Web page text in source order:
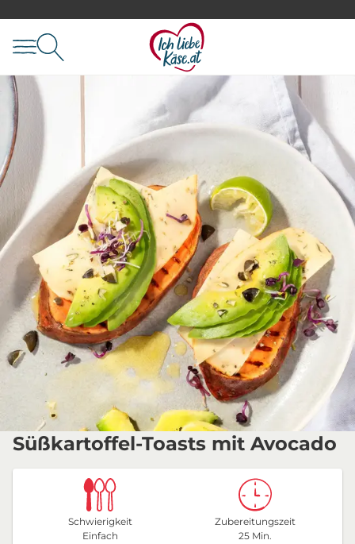
Süßkartoffel-Toasts mit Avocado
Schwierigkeit
Einfach
Zubereitungszeit
25 Min.